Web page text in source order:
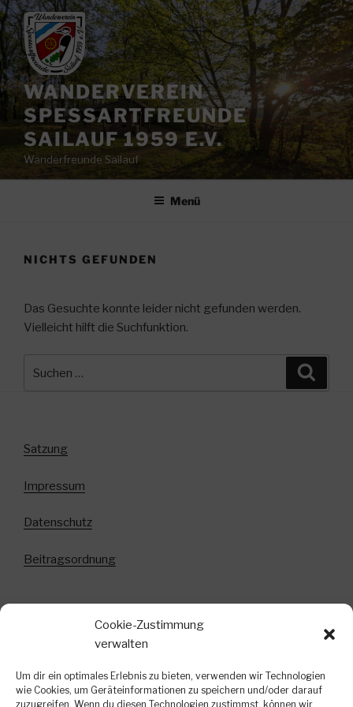
Cookie-Zustimmung
verwalten
Um dir ein optimales Erlebnis zu bieten, verwenden wir Technologien
wie Cookies, um Geräteinformationen zu speichern und/oder darauf
zuzugreifen. Wenn du diesen Technologien zustimmst, können wir
Zum
Inhalt
springen
WANDERVEREIN
SPESSARTFREUNDE
SAILAUF 1959 E.V.
Wanderfreunde Sailauf
Menü
NICHTS GEFUNDEN
Das Gesuchte konnte leider nicht gefunden werden.
Vielleicht hilft die Suchfunktion.
Satzung
Impressum
Datenschutz
Beitragsordnung
Anmeldung zum Newsletter!
In diesem Newsletter informieren wir über
bevorstehende Veranstaltungen, kurzfristige